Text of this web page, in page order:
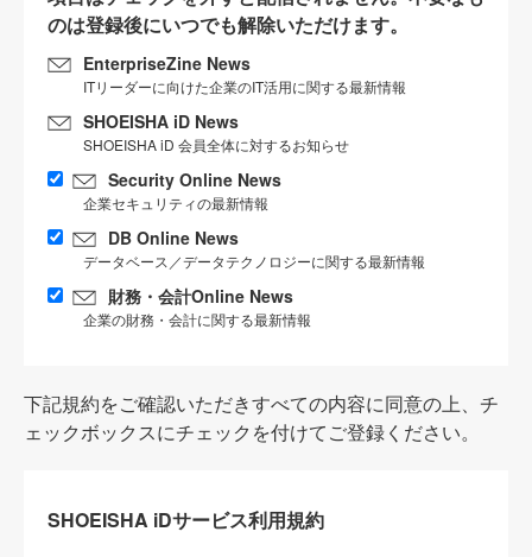
のは登録後にいつでも解除いただけます。
EnterpriseZine News
ITリーダーに向けた企業のIT活用に関する最新情報
SHOEISHA iD News
SHOEISHA iD 会員全体に対するお知らせ
Security Online News
企業セキュリティの最新情報
DB Online News
データベース／データテクノロジーに関する最新情報
財務・会計Online News
企業の財務・会計に関する最新情報
下記規約をご確認いただきすべての内容に同意の上、チ
ェックボックスにチェックを付けてご登録ください。
SHOEISHA iDサービス利用規約